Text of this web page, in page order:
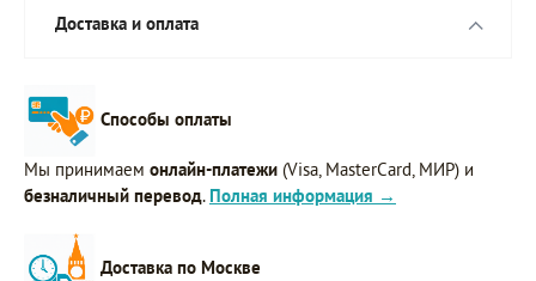
Доставка и оплата
Способы оплаты
Мы принимаем онлайн-платежи (Visa, MasterCard, МИР) и
безналичный перевод. Полная информация →
Доставка по Москве